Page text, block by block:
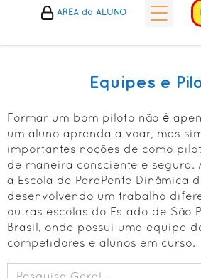
• Histórico do Esporte
• Histórico da Escola
A ESCOLA
• Diferenciais Escola
✓ Curso ParaPente (PG)
✓ Curso ParaMotor (PPG)
ÁREA do ALUNO
Equipes e
Formar um bom piloto não é
um aluno aprenda a voar, mas
importantes noções de como
de maneira consciente e segura.
a Escola de ParaPente Dinâmica
desenvolvendo um trabalho
outras escolas do Estado de São
Brasil, onde possui uma equipe
competidores e alunos em curso.